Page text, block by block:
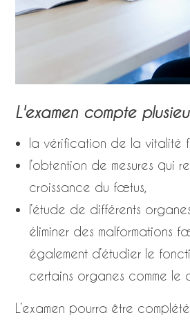
L'examen compte
la vérification de la vitalité
l’obtention de mesures qui
croissance du fœtus,
l’étude de différents
éliminer des malformations
également d’étudier le
certains organes comme le
L’examen pourra être